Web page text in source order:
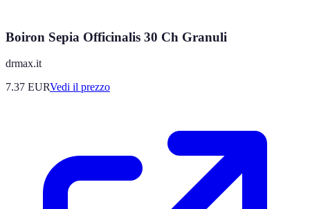
Boiron Sepia Officinalis 30 Ch Granuli
drmax.it
7.37 EURVedi il prezzo